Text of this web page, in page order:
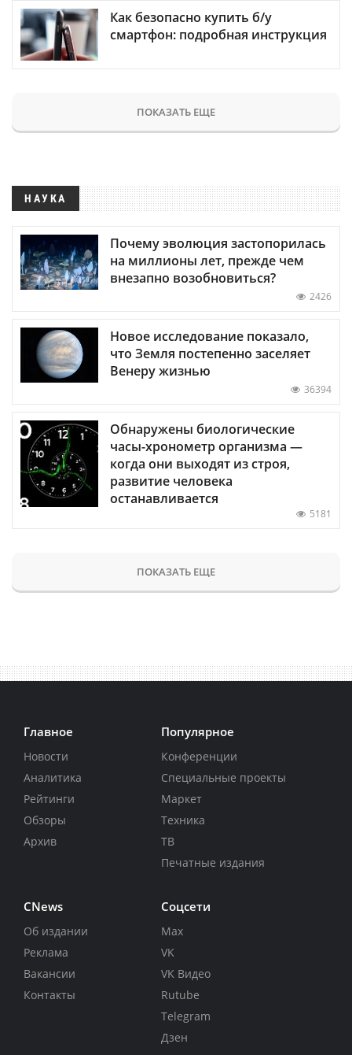
Как безопасно купить б/у
смартфон: подробная инструкция
ПОКАЗАТЬ ЕЩЕ
НАУКА
Почему эволюция застопорилась
на миллионы лет, прежде чем
внезапно возобновиться?
2426
Новое исследование показало,
что Земля постепенно заселяет
Венеру жизнью
36394
Обнаружены биологические
часы-хронометр организма —
когда они выходят из строя,
развитие человека
останавливается
5181
ПОКАЗАТЬ ЕЩЕ
Главное
Новости
Аналитика
Рейтинги
Обзоры
Архив
Популярное
Конференции
Специальные проекты
Маркет
Техника
ТВ
Печатные издания
CNews
Об издании
Реклама
Вакансии
Контакты
Соцсети
Max
VK
VK Видео
Rutube
Telegram
Дзен